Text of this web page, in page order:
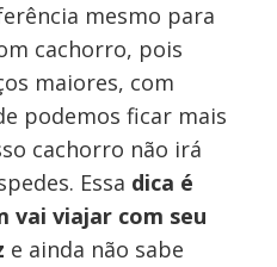
mesmo para
cachorro, pois
maiores, com
podemos ficar mais
cachorro não irá
Essa dica é
vai viajar com seu
e ainda não sabe